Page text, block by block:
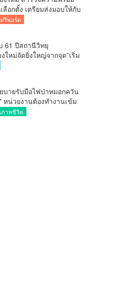
ลือกตั้ง เตรียมส่งมอบให้กับ
เลือกตั้งในวันพรุ่งนี้
รีพอร์ต
61 ปีสถานีวิทยุ
ใหม่จัดยิ่งใหญ่จากจุด”เริ่ม
สาไม้ไผ่ จนถึงวันที่มี
บายรับมือไฟป่าหมอกควัน
หน่วยงานต้องทำงานเข้ม
ว่า” คีย์แมนสำคัญทำ
าพชีวิต